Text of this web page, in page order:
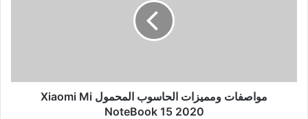
2020
مواصفات ومميزات الحاسوب المحمول Xiaomi Mi
NoteBook 15 2020